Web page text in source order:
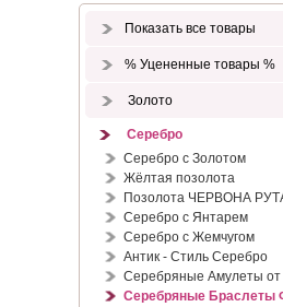
Показать все товары
% Уцененные товары %
Золото
Серебро
Серебро с Золотом
Жёлтая позолота
Позолота ЧЕРВОНА
Серебро с Янтарем
Серебро с Жемчугом
Антик - Стиль Серебро
Серебряные Амулеты от
Серебряные Браслеты